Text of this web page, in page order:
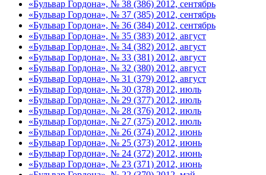
«Бульвар Гордона», № 38 (386) 2012, сентябрь
«Бульвар Гордона», № 37 (385) 2012, сентябрь
«Бульвар Гордона», № 36 (384) 2012, сентябрь
«Бульвар Гордона», № 35 (383) 2012, август
«Бульвар Гордона», № 34 (382) 2012, август
«Бульвар Гордона», № 33 (381) 2012, август
«Бульвар Гордона», № 32 (380) 2012, август
«Бульвар Гордона», № 31 (379) 2012, август
«Бульвар Гордона», № 30 (378) 2012, июль
«Бульвар Гордона», № 29 (377) 2012, июль
«Бульвар Гордона», № 28 (376) 2012, июль
«Бульвар Гордона», № 27 (375) 2012, июль
«Бульвар Гордона», № 26 (374) 2012, июнь
«Бульвар Гордона», № 25 (373) 2012, июнь
«Бульвар Гордона», № 24 (372) 2012, июнь
«Бульвар Гордона», № 23 (371) 2012, июнь